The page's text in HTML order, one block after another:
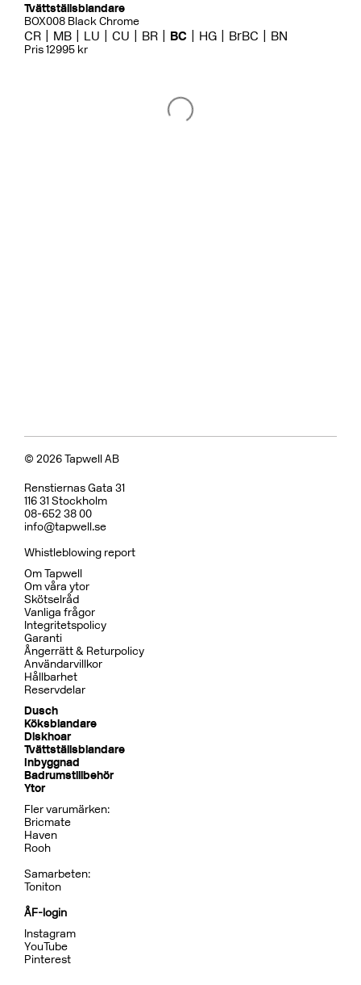
Tvättställsblandare
BOX008 Black Chrome
CR MB LU CU BR BC HG BrBC BN
Pris 12995 kr
© 2026 Tapwell AB
Renstiernas Gata 31
116 31 Stockholm
08-652 38 00
info@tapwell.se
Whistleblowing report
Om Tapwell
Om våra ytor
Skötselråd
Vanliga frågor
Integritetspolicy
Garanti
Ångerrätt & Returpolicy
Användarvillkor
Hållbarhet
Reservdelar
Dusch
Köksblandare
Diskhoar
Tvättställsblandare
Inbyggnad
Badrumstillbehör
Ytor
Fler varumärken:
Bricmate
Haven
Rooh
Samarbeten:
Toniton
ÅF-login
Instagram
YouTube
Pinterest